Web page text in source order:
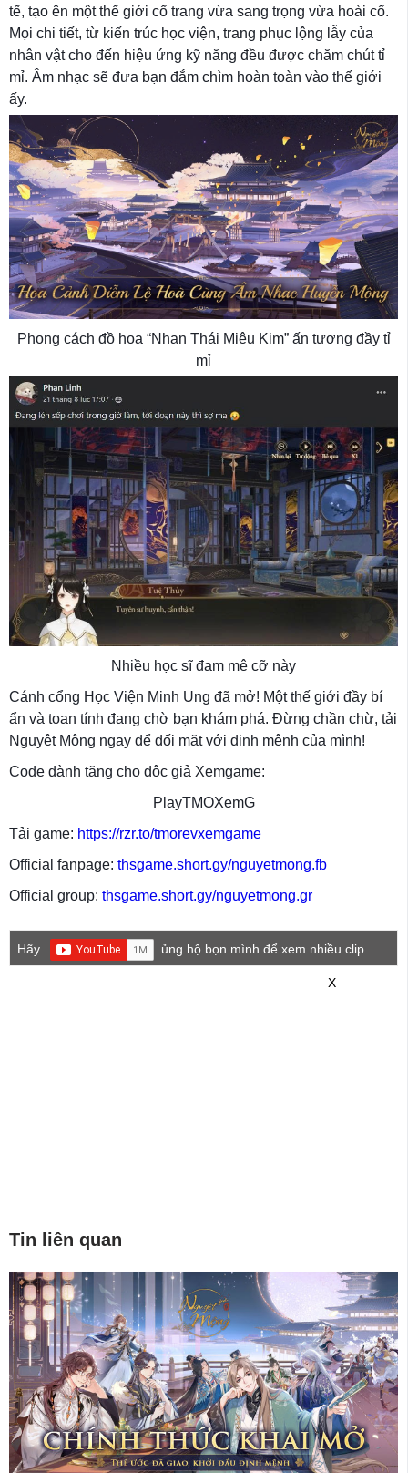
tế, tạo ên một thế giới cổ trang vừa sang trọng vừa hoài cổ.
Mọi chi tiết, từ kiến trúc học viện, trang phục lộng lẫy của
nhân vật cho đến hiệu ứng kỹ năng đều được chăm chút tỉ
mỉ. Âm nhạc sẽ đưa bạn đắm chìm hoàn toàn vào thế giới
ấy.
Phong cách đồ họa “Nhan Thái Miêu Kim” ấn tượng đầy tỉ
mỉ
Nhiều học sĩ đam mê cỡ này
Cánh cổng Học Viện Minh Ung đã mở! Một thế giới đầy bí
ẩn và toan tính đang chờ bạn khám phá. Đừng chần chừ, tải
Nguyệt Mộng ngay để đối mặt với định mệnh của mình!
Code dành tặng cho độc giả Xemgame:
PlayTMOXemG
Tải game: https://rzr.to/tmorevxemgame
Official fanpage: thsgame.short.gy/nguyetmong.fb
Official group: thsgame.short.gy/nguyetmong.gr
Hãy
ủng hộ bọn mình để xem nhiều clip
X
Tin liên quan